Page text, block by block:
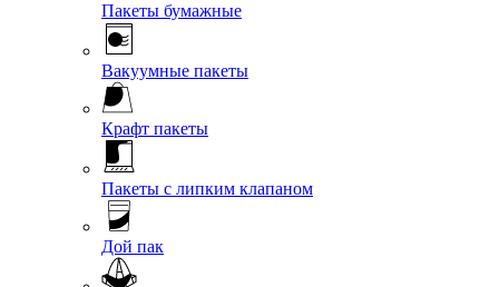
Пакеты бумажные
Вакуумные пакеты
Крафт пакеты
Пакеты с липким клапаном
Дой пак